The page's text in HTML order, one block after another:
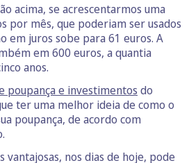
acima, se acrescentarmos uma
por mês, que poderiam ser usados
em juros sobe para 61 euros. A
em 600 euros, a quantia
anos.
poupança e investimentos do
ter uma melhor ideia de como o
poupança, de acordo com
vantajosas, nos dias de hoje, pode